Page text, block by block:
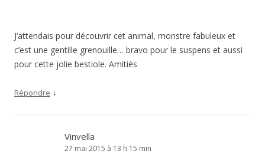
J’attendais pour découvrir cet animal, monstre fabuleux et
c’est une gentille grenouille… bravo pour le suspens et aussi
pour cette jolie bestiole. Amitiés
Répondre ↓
Vinvella
27 mai 2015 à 13 h 15 min